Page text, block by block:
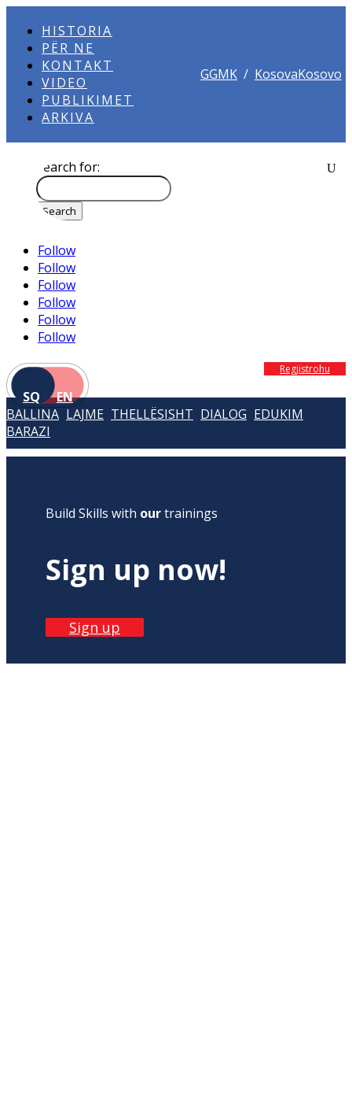
HISTORIA
PËR NE
KONTAKT
VIDEO
PUBLIKIMET
ARKIVA
GGMK / KosovaKosovo
Search for:
Follow
Follow
Follow
Follow
Follow
Follow
SQ EN
Regjistrohu
BALLINA LAJME THELLËSISHT DIALOG EDUKIM
BARAZI
Build Skills with ourtrainings
Sign up now!
Sign up